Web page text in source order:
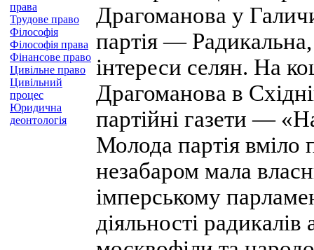
права
Трудове право
Філософія
Філософія права
Фінансове право
Цивільне право
Цивільний
процес
Юридична
деонтологія
Драгоманова у
партія —
інтереси селян. На
Драгоманова в
партійні газети —
Молода партія вміло
незабаром мала
імперському
діяльності радикалів